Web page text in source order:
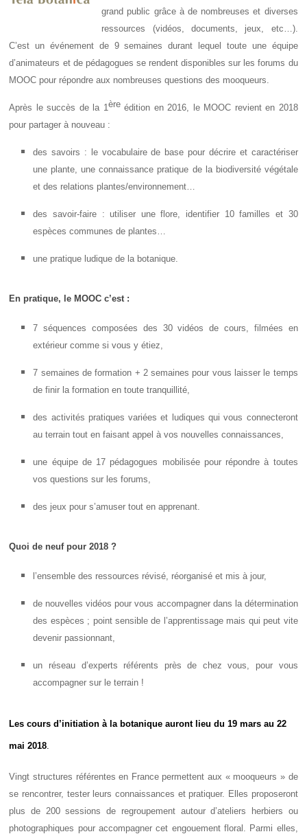
grand public grâce à de nombreuses et diverses
ressources (vidéos, documents, jeux, etc…).
C’est un événement de 9 semaines durant lequel toute une équipe
d’animateurs et de pédagogues se rendent disponibles sur les forums du
MOOC pour répondre aux nombreuses questions des mooqueurs.
Après le succès de la 1èreédition en 2016, le MOOC revient en 2018
pour partager à nouveau :
des savoirs : le vocabulaire de base pour décrire et caractériser
une plante, une connaissance pratique de la biodiversité végétale
et des relations plantes/environnement…
des savoir-faire : utiliser une flore, identifier 10 familles et 30
espèces communes de plantes…
une pratique ludique de la botanique.
En pratique, le MOOC c’est :
7 séquences composées des 30 vidéos de cours, filmées en
extérieur comme si vous y étiez,
7 semaines de formation + 2 semaines pour vous laisser le temps
de finir la formation en toute tranquillité,
des activités pratiques variées et ludiques qui vous connecteront
au terrain tout en faisant appel à vos nouvelles connaissances,
une équipe de 17 pédagogues mobilisée pour répondre à toutes
vos questions sur les forums,
des jeux pour s’amuser tout en apprenant.
Quoi de neuf pour 2018 ?
l’ensemble des ressources révisé, réorganisé et mis à jour,
de nouvelles vidéos pour vous accompagner dans la détermination
des espèces ; point sensible de l’apprentissage mais qui peut vite
devenir passionnant,
un réseau d’experts référents près de chez vous, pour vous
accompagner sur le terrain !
Les cours d’initiation à la botanique auront lieu du 19 mars au 22
mai 2018.
Vingt structures référentes en France permettent aux « mooqueurs » de
se rencontrer, tester leurs connaissances et pratiquer. Elles proposeront
plus de 200 sessions de regroupement autour d’ateliers herbiers ou
photographiques pour accompagner cet engouement floral. Parmi elles,